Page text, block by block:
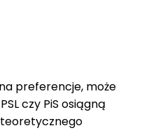
preferencje, może
czy PiS osiągną
teoretycznego